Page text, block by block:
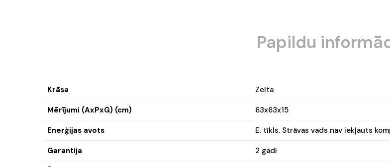
Papildu
Krāsa Zelta
Mērījumi (AxPxG) (cm) 63x63x15
Enerģijas avots E. tīkls. Strāvas vads nav iekļauts
Garantija 2 gadi